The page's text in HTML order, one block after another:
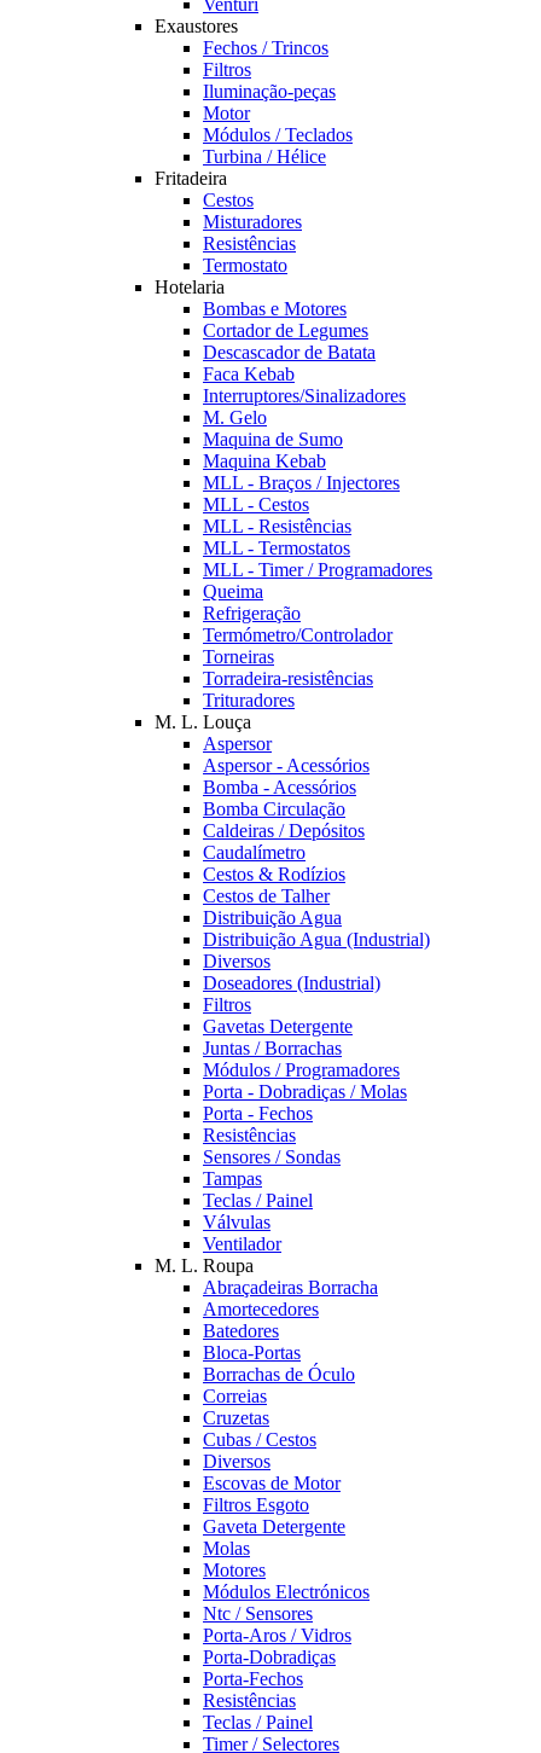
Venturi
Exaustores
Fechos / Trincos
Filtros
Iluminação-peças
Motor
Módulos / Teclados
Turbina / Hélice
Fritadeira
Cestos
Misturadores
Resistências
Termostato
Hotelaria
Bombas e Motores
Cortador de Legumes
Descascador de Batata
Faca Kebab
Interruptores/Sinalizadores
M. Gelo
Maquina de Sumo
Maquina Kebab
MLL - Braços / Injectores
MLL - Cestos
MLL - Resistências
MLL - Termostatos
MLL - Timer / Programadores
Queima
Refrigeração
Termómetro/Controlador
Torneiras
Torradeira-resistências
Trituradores
M. L. Louça
Aspersor
Aspersor - Acessórios
Bomba - Acessórios
Bomba Circulação
Caldeiras / Depósitos
Caudalímetro
Cestos & Rodízios
Cestos de Talher
Distribuição Agua
Distribuição Agua (Industrial)
Diversos
Doseadores (Industrial)
Filtros
Gavetas Detergente
Juntas / Borrachas
Módulos / Programadores
Porta - Dobradiças / Molas
Porta - Fechos
Resistências
Sensores / Sondas
Tampas
Teclas / Painel
Válvulas
Ventilador
M. L. Roupa
Abraçadeiras Borracha
Amortecedores
Batedores
Bloca-Portas
Borrachas de Óculo
Correias
Cruzetas
Cubas / Cestos
Diversos
Escovas de Motor
Filtros Esgoto
Gaveta Detergente
Molas
Motores
Módulos Electrónicos
Ntc / Sensores
Porta-Aros / Vidros
Porta-Dobradiças
Porta-Fechos
Resistências
Teclas / Painel
Timer / Selectores